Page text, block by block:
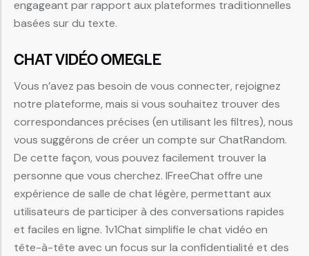
engageant par rapport aux plateformes traditionnelles
basées sur du texte.
CHAT VIDÉO OMEGLE
Vous n’avez pas besoin de vous connecter, rejoignez
notre plateforme, mais si vous souhaitez trouver des
correspondances précises (en utilisant les filtres), nous
vous suggérons de créer un compte sur ChatRandom.
De cette façon, vous pouvez facilement trouver la
personne que vous cherchez. IFreeChat offre une
expérience de salle de chat légère, permettant aux
utilisateurs de participer à des conversations rapides
et faciles en ligne. 1v1Chat simplifie le chat vidéo en
tête-à-tête avec un focus sur la confidentialité et des